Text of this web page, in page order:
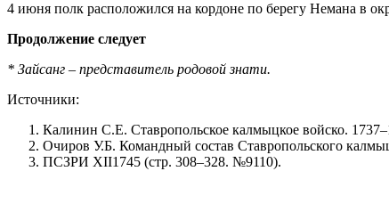
4 июня полк расположился на кордоне по берегу Немана в
Продолжение следует
* Зайсанг – представитель родовой знати.
Источники:
Калинин С.Е. Ставропольское калмыцкое войско.
Очиров У.Б. Командный состав Ставропольского
ПСЗРИ XII1745 (стр. 308–328. №9110).